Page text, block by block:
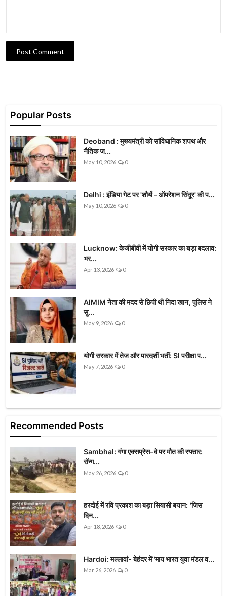
Post Comment
Popular Posts
Deoband : मुख्यमंत्री को सांविधानिक शपथ और
नैतिक ज...
May 10, 2026 0
Delhi : इंडिया गेट पर 'शौर्य – ऑपरेशन सिंदूर' की प...
May 10, 2026 0
Lucknow: केजीबीवी में योगी सरकार का बड़ा बदलाव:
भर...
Apr 13, 2026 0
AIMIM नेता की मदद से छिपी थी निदा खान, पुलिस ने
सु...
May 9, 2026 0
योगी सरकार में तेज और पारदर्शी भर्ती: SI परीक्षा प...
May 7, 2026 0
Recommended Posts
Sambhal: गंगा एक्सप्रेस-वे पर मौत की रफ्तार:
रॉन्ग...
May 26, 2026 0
हरदोई में रवि प्रकाश का बड़ा सियासी बयान: 'जिस
दिन...
Apr 18, 2026 0
Hardoi: मल्लावां- बेहंदर में 'माय भारत युवा मंडल व...
Mar 26, 2026 0